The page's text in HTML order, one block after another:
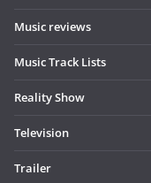
Music reviews
Music Track Lists
Reality Show
Television
Trailer